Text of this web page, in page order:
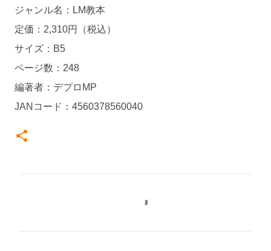
ジャンル名：LM教本
定価：2,310円（税込）
サイズ：B5
ページ数：248
編著者：デプロMP
JANコード：4560378560040